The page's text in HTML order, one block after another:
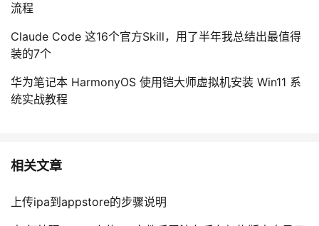
流程
Claude Code 这16个官方Skill，用了半年我总结出最值得
装的7个
华为笔记本 HarmonyOS 使用铠大师虚拟机安装 Win11 系
统实战教程
相关文章
上传ipa到appstore的步骤说明